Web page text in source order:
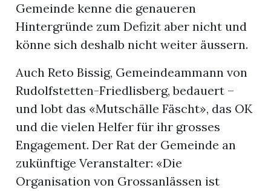
Gemeinde kenne die genaueren
Hintergründe zum Defizit aber nicht und
könne sich deshalb nicht weiter äussern.
Auch Reto Bissig, Gemeindeammann von
Rudolfstetten-Friedlisberg, bedauert –
und lobt das «Mutschälle Fäscht», das OK
und die vielen Helfer für ihr grosses
Engagement. Der Rat der Gemeinde an
zukünftige Veranstalter: «Die
Organisation von Grossanlässen ist